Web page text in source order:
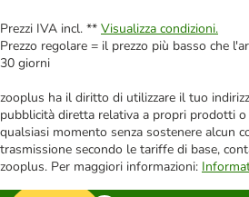
Prezzi IVA incl. ** Visualizza condizioni.
Prezzo regolare = il prezzo più basso che
30 giorni
zooplus ha il diritto di utilizzare il tuo
pubblicità diretta relativa a propri prodotti
qualsiasi momento senza sostenere alcun
trasmissione secondo le tariffe di base,
zooplus. Per maggiori informazioni: